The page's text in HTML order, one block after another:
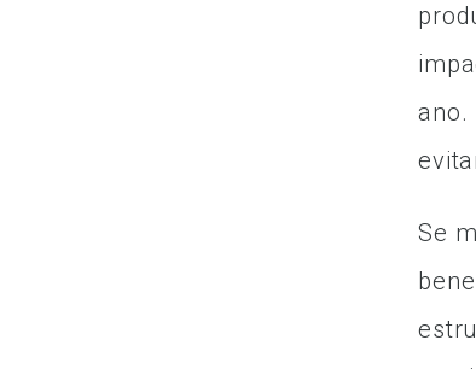
ano.
Se